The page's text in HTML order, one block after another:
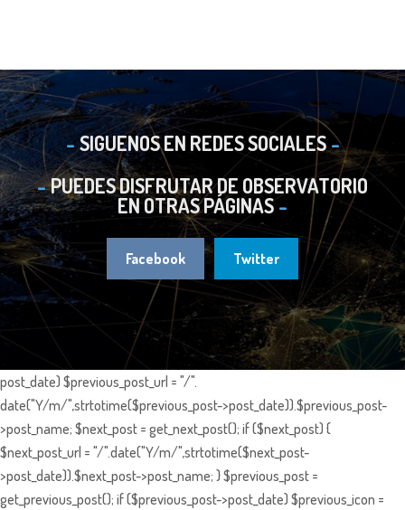
SIGUENOS EN REDES SOCIALES
PUEDES DISFRUTAR DE OBSERVATORIO
EN OTRAS PÁGINAS
Facebook Twitter
post_date) $previous_post_url = "/".
date("Y/m/",strtotime($previous_post->post_date)).$previous_post-
>post_name; $next_post = get_next_post(); if ($next_post) {
$next_post_url = "/".date("Y/m/",strtotime($next_post-
>post_date)).$next_post->post_name; } $previous_post =
get_previous_post(); if ($previous_post->post_date) $previous_icon =